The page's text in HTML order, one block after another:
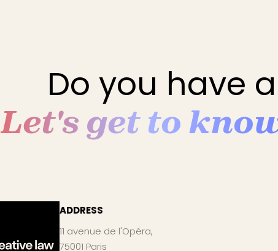
Do you have
Let's get to
ADDRESS
11 avenue de l'Opéra,
75001 Paris